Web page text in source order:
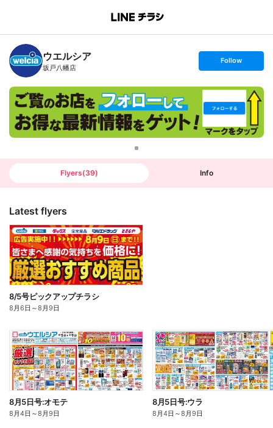
B
n
c
h
T
ウエルシア
坂戸八幡店
s
t
o
l
o
w
Follow
Flyers(39) Info
Latest flyers
8/5号ピックアップチラシ
8月6日 ～8月9日
8月5日号:オモテ
8月4日 ～8月9日
8月5日号:ウラ
8月4日 ～8月9日